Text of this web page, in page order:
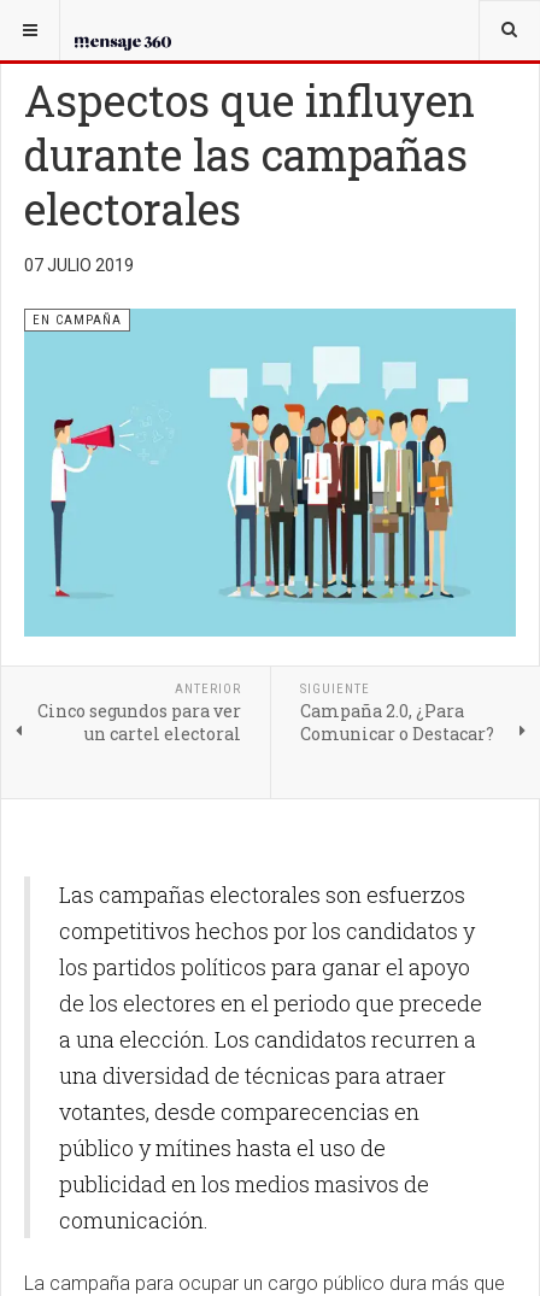
USTED ESTÁ AQUÍ:
Aspectos que influyen
durante las campañas
electorales
07 JULIO 2019
EN CAMPAÑA
ANTERIOR
Cinco segundos para ver
un cartel electoral
SIGUIENTE
Campaña 2.0, ¿Para
Comunicar o Destacar?
Las campañas electorales son esfuerzos
competitivos hechos por los candidatos y
los partidos políticos para ganar el apoyo
de los electores en el periodo que precede
a una elección. Los candidatos recurren a
una diversidad de técnicas para atraer
votantes, desde comparecencias en
público y mítines hasta el uso de
publicidad en los medios masivos de
comunicación.
La campaña para ocupar un cargo público dura más que